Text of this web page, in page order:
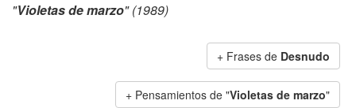
"Violetas de marzo" (1989)
+ Frases de Desnudo
+ Pensamientos de "Violetas de marzo"